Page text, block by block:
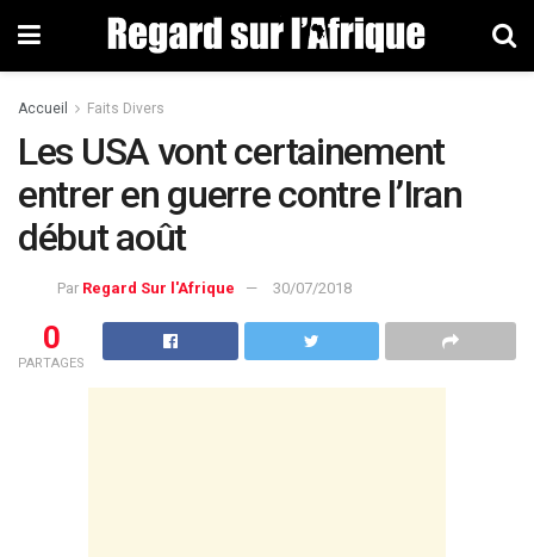
Accueil Faits Divers
Les USA vont certainement
entrer en guerre contre l’Iran
début août
Par Regard Sur l'Afrique 30/07/2018
0
PARTAGES